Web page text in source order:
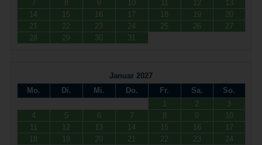
7
8 9 10 11 12
13
14
15 16 17 18 19
20
21
22 23 24 25 26
27
28
29 30 31
Januar 2027
Mo.
Di. Mi. Do. Fr. Sa.
So.
1
2
3
4
5 6 7 8 9
10
11
12 13 14 15 16
17
18
19 20 21 22 23
24